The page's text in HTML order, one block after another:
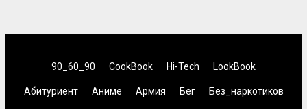
90_60_90 CookBook Hi-Tech LookBook
Абитуриент Аниме Армия Бег Без_наркотиков